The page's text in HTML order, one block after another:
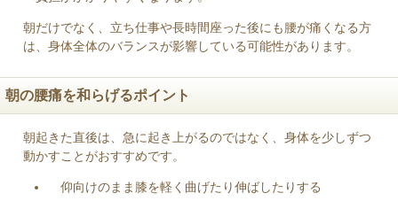
朝だけでなく、立ち仕事や長時間座った後にも腰が痛くなる方
は、身体全体のバランスが影響している可能性があります。
朝の腰痛を和らげるポイント
朝起きた直後は、急に起き上がるのではなく、身体を少しずつ
動かすことがおすすめです。
仰向けのまま膝を軽く曲げたり伸ばしたりする